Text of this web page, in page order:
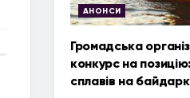
АНОНСИ
Громадська
конкурс на
сплавів на